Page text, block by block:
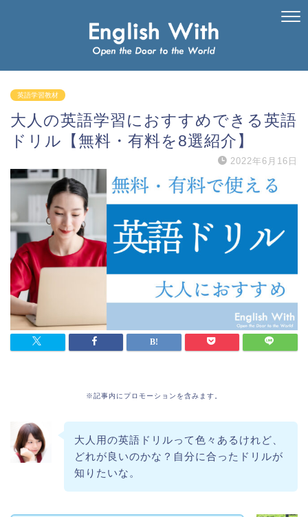
英語学習教材
大人の英語学習におすすめできる英語
ドリル【無料・有料を8選紹介】
2022年6月16日
※記事内にプロモーションを含みます。
大人用の英語ドリルって色々あるけれど、
どれが良いのかな？自分に合ったドリルが
知りたいな。